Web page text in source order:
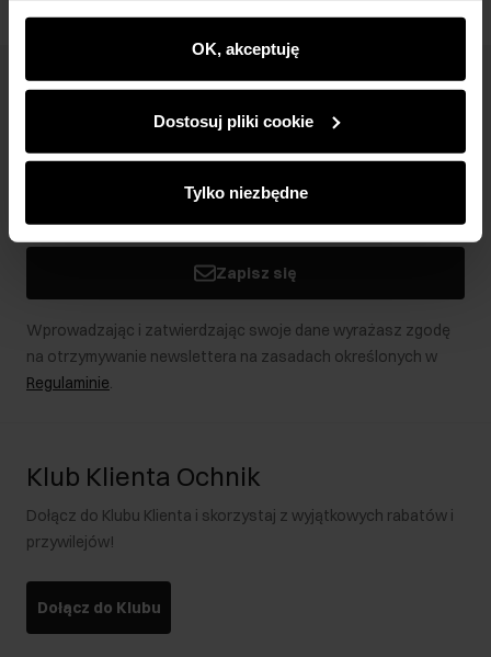
wyświetlać im dopasowane do ich preferencji treści,
rekomendacje oraz komunikaty reklamowe informujące o
najnowszych promocjach w e-sklepie. Informacje o tym,
partnerom społecznościowym, reklamowym i
analitycznym. Partnerzy mogą połączyć te informacje z
podczas korzystania z ich usług.
OK, akceptuję
Dostosuj pliki cookie
Tylko niezbędne
Newsletter
Bądź na bieżąco z nowościami i promocjami!
Zapisz się
Wprowadzając i zatwierdzając swoje dane wyrażasz zgodę
na otrzymywanie newslettera na zasadach określonych w
Regulaminie.
Klub Klienta Ochnik
Dołącz do Klubu Klienta i skorzystaj z wyjątkowych rabatów i
przywilejów!
Dołącz do Klubu